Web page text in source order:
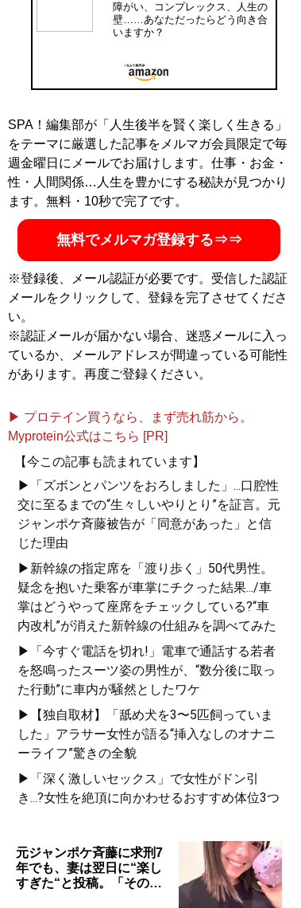
障がい、コンプレックス、人生の
壁……あなただったらどう向き合
いますか？
SPA！編集部が「人生後半を賢く楽しく生きる」
をテーマに厳選した記事をメルマガ会員限定で毎
週金曜日にメールでお届けします。仕事・お金・
性・人間関係…人生を豊かにする秘訣が見つかり
ます。無料・10秒で完了です。
無料でメルマガ登録する⇒⇒
※登録後、メール認証が必要です。受信した認証
メールをクリックして、登録を完了させてくださ
い。
※認証メールが届かない場合、迷惑メールに入っ
ているか、メールアドレスが間違っている可能性
があります。再度ご登録ください。
▶ プロテイン買うなら、まず売れ筋から。
Myprotein公式はこちら [PR]
【今この記事も読まれています】
▶「ズボンとパンツをおろしました」...口腔性
交に至るまでの“生々しいやりとり”を証言。元
ジャンポケ斉藤被告が「同意があった」と信
じた理由
▶新幹線の指定席を「渡り歩く」50代男性。
疑念を抱いた乗客が車掌にチクった結果.../車
掌はどうやって座席をチェックしている?“車
内改札”が消えた新幹線の仕組みを調べてみた
▶「今すぐ電話を切れ!」電車で通話する若者
を怒鳴ったスーツ姿の男性が、“数分後に取っ
た行動”に車内が騒然としたワケ
▶【独自取材】「舐め犬を3〜5匹飼っていま
した」アラサー女性が語る“挿入なしのオナニ
ーライフ”驚きの全貌
▶「深く激しいセックス」で女性がドン引
き...?女性を絶頂に向かわせるおすすめ体位3つ
元ジャンポケ斉藤に求刑7
年でも、妻は翌日に“楽し
すぎた“と投稿。「その…